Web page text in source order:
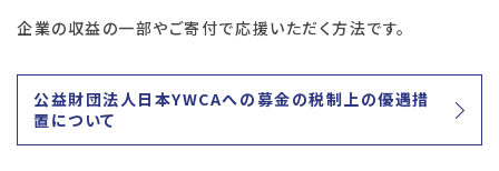
企業の収益の一部やご寄付で応援いただく方法です。
公益財団法人日本YWCAへの募金の税制上の優遇措
置について